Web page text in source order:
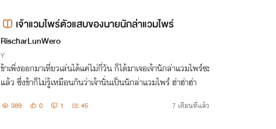
เจ้าแวมไพร์ตัวแสบของนายนักล่าแวมไพร์
RischarLunWero
Y
ข้าเพิ่งออกมาเที่ยวเล่นได้แค่ไม่กี่วัน ก็ได้มาเจอเจ้านักล่าแวมไพร์ซะ
แล้ว ซึ่งข้าก็ไม่รู้เหมือนกันว่าเจ้านั่นเป็นนักล่าแวมไพร์ ฮ่าฮ่าฮ่า
389 0 1 45 7 เดือนที่แล้ว